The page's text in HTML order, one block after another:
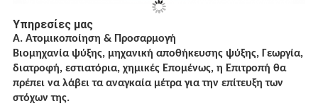
Υπηρεσίες μας
Α. Ατομικοποίηση & Προσαρμογή
Βιομηχανία ψύξης, μηχανική αποθήκευσης ψύξης, Γεωργία,
διατροφή, εστιατόρια, χημικές Επομένως, η Επιτροπή θα
πρέπει να λάβει τα αναγκαία μέτρα για την επίτευξη των
στόχων της.